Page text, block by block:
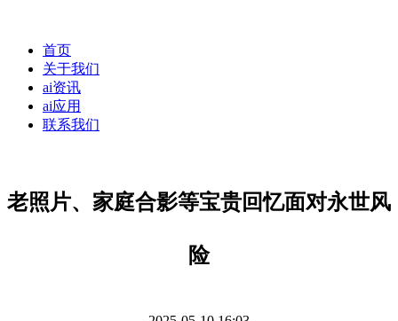
首页
关于我们
ai资讯
ai应用
联系我们
老照片、家庭合影等宝贵回忆面对永世风
险